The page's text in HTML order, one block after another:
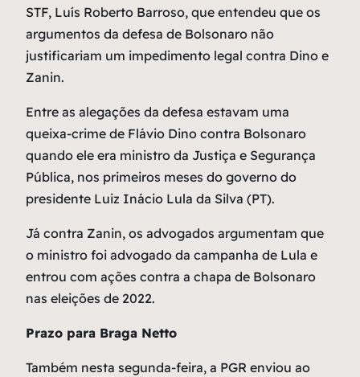
STF, Luís Roberto Barroso, que entendeu que os
argumentos da defesa de Bolsonaro não
justificariam um impedimento legal contra Dino e
Zanin.
Entre as alegações da defesa estavam uma
queixa-crime de Flávio Dino contra Bolsonaro
quando ele era ministro da Justiça e Segurança
Pública, nos primeiros meses do governo do
presidente Luiz Inácio Lula da Silva (PT).
Já contra Zanin, os advogados argumentam que
o ministro foi advogado da campanha de Lula e
entrou com ações contra a chapa de Bolsonaro
nas eleições de 2022.
Prazo para Braga Netto
Também nesta segunda-feira, a PGR enviou ao